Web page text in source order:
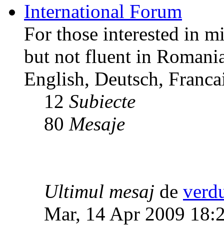
International Forum
For those interested in
but not fluent in
English, Deutsch,
12 Subiecte
80 Mesaje
Ultimul mesaj de
Mar, 14 Apr 2009